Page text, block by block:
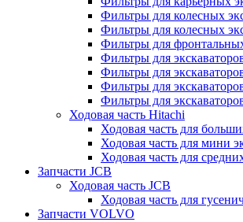
Фильтры для колесных
Фильтры для колесных
Фильтры для
Фильтры для
Фильтры для
Фильтры для
Фильтры для
Ходовая часть Hitachi
Ходовая часть для
Ходовая часть для мини
Ходовая часть для
Запчасти JCB
Ходовая часть JCB
Ходовая часть для
Запчасти VOLVO